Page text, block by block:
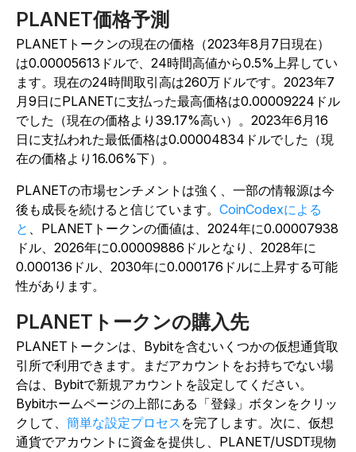
PLANET価格予測
PLANETトークンの現在の価格（2023年8月7日現在）
は0.00005613ドルで、24時間高値から0.5%上昇してい
ます。現在の24時間取引高は260万ドルです。2023年7
月9日にPLANETに支払った最高価格は0.00009224ドル
でした（現在の価格より39.17%高い）。2023年6月16
日に支払われた最低価格は0.00004834ドルでした（現
在の価格より16.06%下）。
PLANETの市場センチメントは強く、一部の情報源は今
後も成長を続けると信じています。 CoinCodexによる
と 、PLANETトークンの価値は、2024年に0.00007938
ドル、2026年に0.00009886ドルとなり、2028年に
0.000136ドル、2030年に0.000176ドルに上昇する可能
性があります。
PLANETトークンの購入先
PLANETトークンは、Bybitを含むいくつかの仮想通貨取
引所で利用できます。まだアカウントをお持ちでない場
合は、Bybitで新規アカウントを設定してください。
Bybitホームページの上部にある「登録」ボタンをクリッ
クして、 簡単な設定プロセス を完了します。次に、仮想
通貨でアカウントに資金を提供し、PLANET/USDT現物